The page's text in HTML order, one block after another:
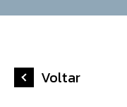
Voltar